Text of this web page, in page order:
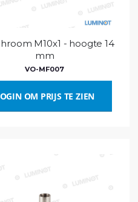
M10x1 - hoogte 14
mm
VO-MF007
OM PRIJS TE ZIEN